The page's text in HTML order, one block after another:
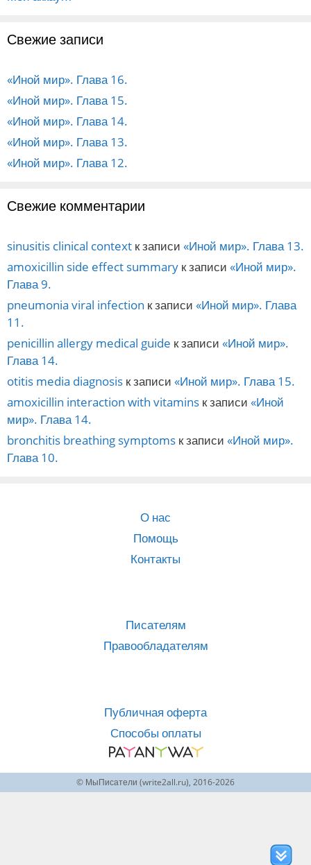
Свежие записи
«Иной мир». Глава 16.
«Иной мир». Глава 15.
«Иной мир». Глава 14.
«Иной мир». Глава 13.
«Иной мир». Глава 12.
Свежие комментарии
sinusitis clinical context к записи «Иной мир». Глава 13.
amoxicillin side effect summary к записи «Иной мир».
Глава 9.
pneumonia viral infection к записи «Иной мир». Глава
11.
penicillin allergy medical guide к записи «Иной мир».
Глава 14.
otitis media diagnosis к записи «Иной мир». Глава 15.
amoxicillin interaction with vitamins к записи «Иной
мир». Глава 14.
bronchitis breathing symptoms к записи «Иной мир».
Глава 10.
О нас
Помощь
Контакты
Писателям
Правообладателям
Публичная оферта
Способы оплаты
© МыПисатели (write2all.ru), 2016-2026